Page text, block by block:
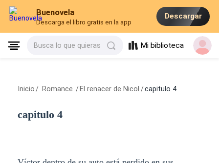
Buenovela
Descarga el libro gratis en la app
Descargar
Busca lo que quieras Mi biblioteca
Inicio / Romance / El renacer de Nicol /capitulo 4
capitulo 4